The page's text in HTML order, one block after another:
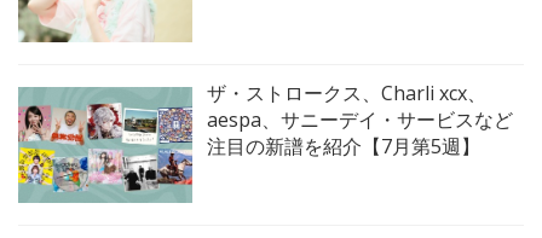
ザ・ストロークス、Charli xcx、
aespa、サニーデイ・サービスなど
注目の新譜を紹介【7月第5週】